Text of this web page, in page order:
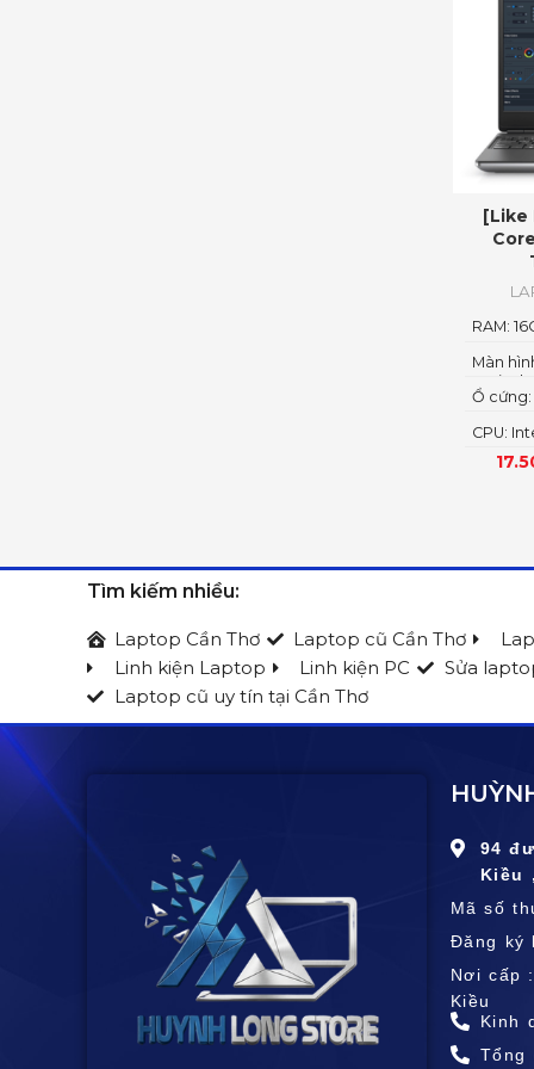
[Like
CPU:
Core,
Ổ cứng:
State
Màn
Anti-
Cam/
RAM:
Tìm kiếm nhiều:
Laptop Cần Thơ Laptop cũ Cần Thơ
Linh kiện Laptop
Linh kiện PC Sửa
Laptop cũ uy tín tại Cần Thơ
94
Kiều
Mã số
Đăng ký
Nơi cấp
Kiều
Kinh
Tổng